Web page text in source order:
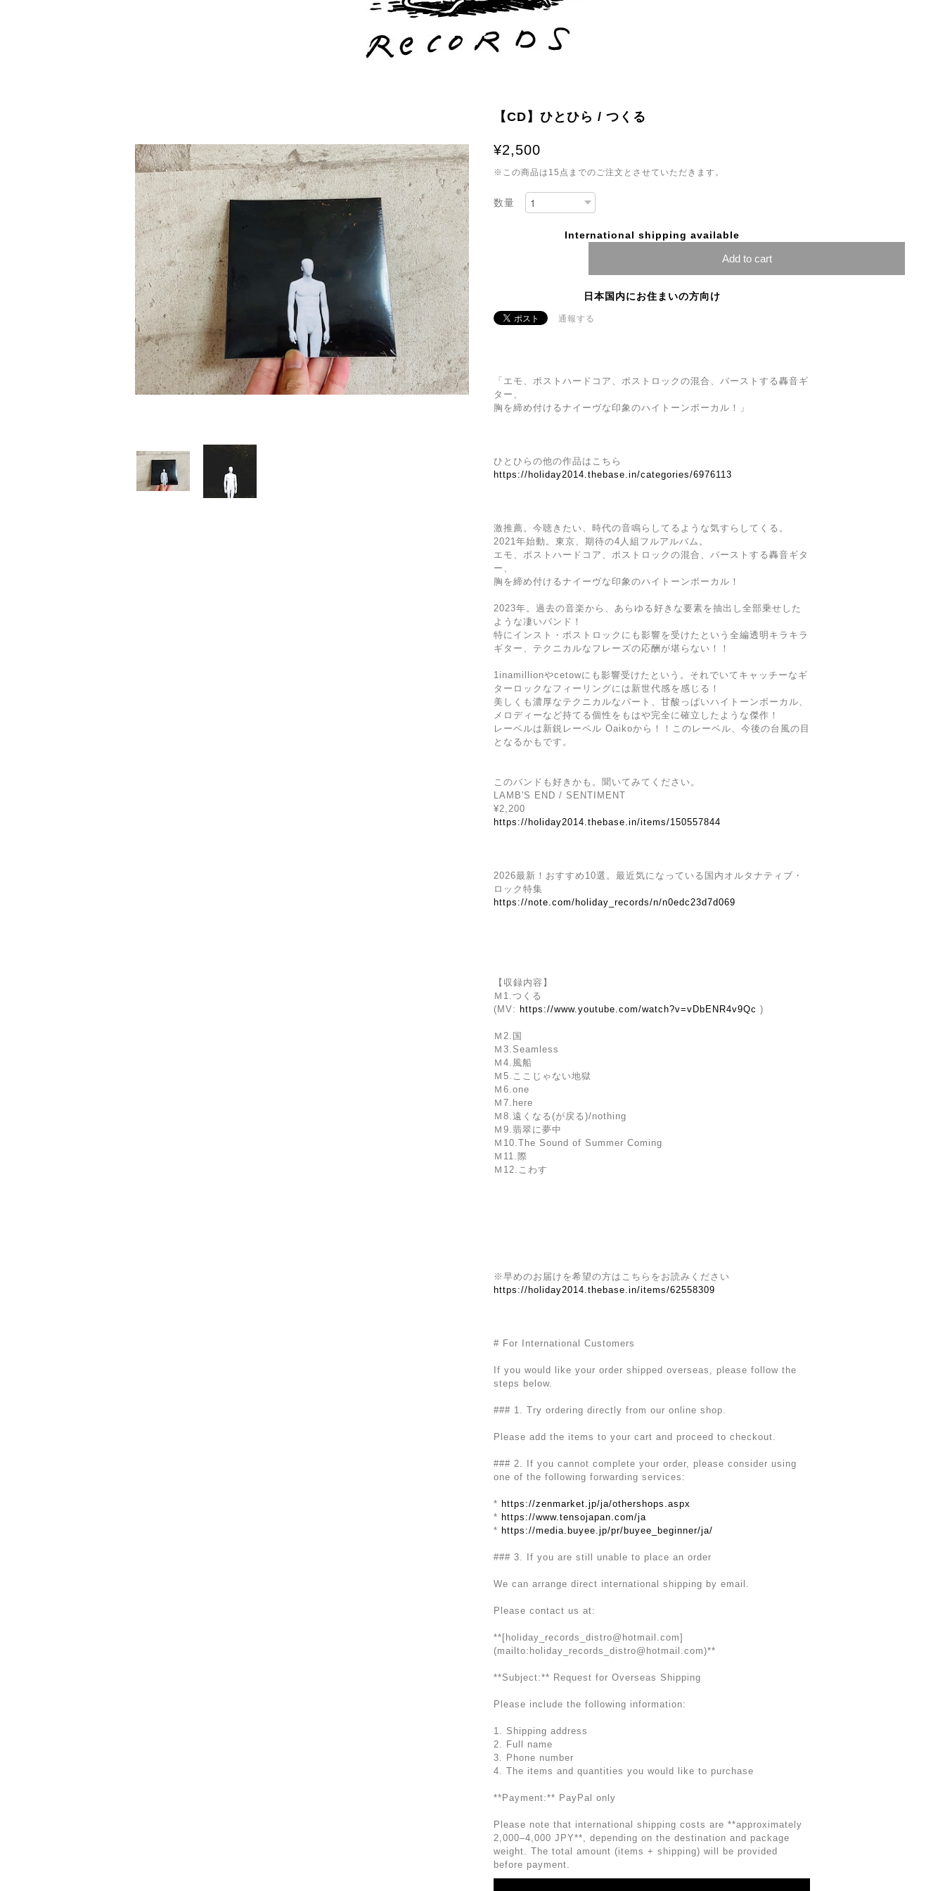
【CD】ひとひら / つくる
¥2,500
※この商品は15点までのご注文とさせていただきます。
数量
International shipping available
Add to cart
日本国内にお住まいの方向け
通報する
「エモ、ポストハードコア、ポストロックの混合、バーストする轟音ギ
ター、
胸を締め付けるナイーヴな印象のハイトーンボーカル！」
ひとひらの他の作品はこちら
https://holiday2014.thebase.in/categories/6976113
激推薦。今聴きたい、時代の音鳴らしてるような気すらしてくる。
2021年始動。東京、期待の4人組フルアルバム。
エモ、ポストハードコア、ポストロックの混合、バーストする轟音ギタ
ー、
胸を締め付けるナイーヴな印象のハイトーンボーカル！
2023年。過去の音楽から、あらゆる好きな要素を抽出し全部乗せした
ような凄いバンド！
特にインスト・ポストロックにも影響を受けたという全編透明キラキラ
ギター、テクニカルなフレーズの応酬が堪らない！！
1inamillionやcetowにも影響受けたという。それでいてキャッチーなギ
ターロックなフィーリングには新世代感を感じる！
美しくも濃厚なテクニカルなパート、甘酸っぱいハイトーンボーカル、
メロディーなど持てる個性をもはや完全に確立したような傑作！
レーベルは新鋭レーベル Oaikoから！！このレーベル、今後の台風の目
となるかもです。
このバンドも好きかも。聞いてみてください。
LAMB'S END / SENTIMENT
¥2,200
https://holiday2014.thebase.in/items/150557844
2026最新！おすすめ10選。最近気になっている国内オルタナティブ・
ロック特集
https://note.com/holiday_records/n/n0edc23d7d069
【収録内容】
Ｍ1.つくる
(MV: https://www.youtube.com/watch?v=vDbENR4v9Qc )
Ｍ2.国
Ｍ3.Seamless
Ｍ4.風船
Ｍ5.ここじゃない地獄
Ｍ6.one
Ｍ7.here
Ｍ8.遠くなる(が戻る)/nothing
Ｍ9.翡翠に夢中
Ｍ10.The Sound of Summer Coming
Ｍ11.際
Ｍ12.こわす
※早めのお届けを希望の方はこちらをお読みください
https://holiday2014.thebase.in/items/62558309
# For International Customers
If you would like your order shipped overseas, please follow the
steps below.
### 1. Try ordering directly from our online shop.
Please add the items to your cart and proceed to checkout.
### 2. If you cannot complete your order, please consider using
one of the following forwarding services:
* https://zenmarket.jp/ja/othershops.aspx
* https://www.tensojapan.com/ja
* https://media.buyee.jp/pr/buyee_beginner/ja/
### 3. If you are still unable to place an order
We can arrange direct international shipping by email.
Please contact us at:
**[ holiday_records_distro@hotmail.com]
(mailto: holiday_records_distro@hotmail.com)**
**Subject:** Request for Overseas Shipping
Please include the following information:
1. Shipping address
2. Full name
3. Phone number
4. The items and quantities you would like to purchase
**Payment:** PayPal only
Please note that international shipping costs are **approximately
2,000–4,000 JPY**, depending on the destination and package
weight. The total amount (items + shipping) will be provided
before payment.